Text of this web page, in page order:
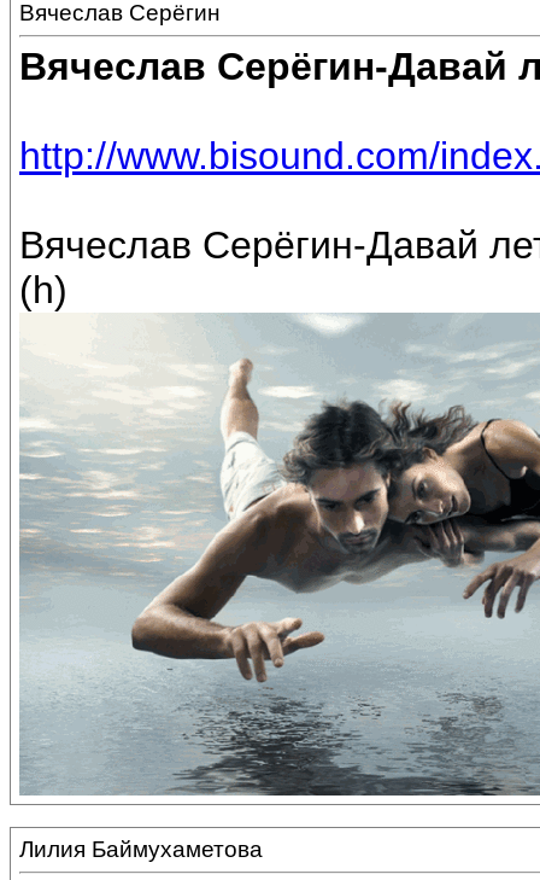
Вячеслав Серёгин
Вячеслав Серёгин-Давай
http://www.bisound.com/
Вячеслав Серёгин-Давай
(h)
Лилия Баймухаметова